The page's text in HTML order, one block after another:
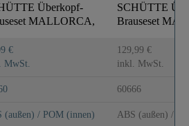
Überkopf-
MALLORCA,
SCHÜTTE
Brauseset
€
MwSt.
129,99 €
inkl. MwSt.
60666
(außen) / POM (innen) ABS (außen) /